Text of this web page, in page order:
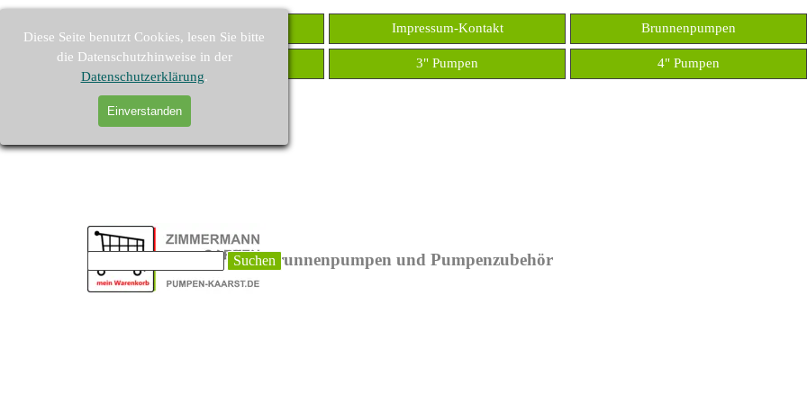
Diese Seite benutzt Cookies, lesen Sie bitte
die Datenschutzhinweise in der
Datenschutzerklärung.
Einverstanden
Direkt zum Seiteninhalt
Menü überspringen
Impressum-Kontakt Brunnenpumpen
Druckschalter ▼
3" Pumpen ▼
4" Pumpen
PUMPEN-KAARST - Brunnenpumpen und Pumpenzubehör
Suchen